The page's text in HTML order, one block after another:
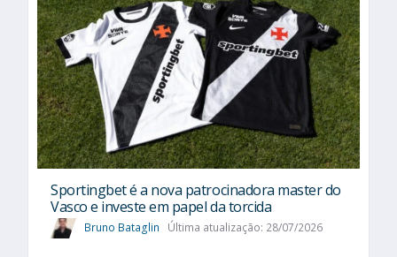
Sportingbet é a nova patrocinadora master do
Vasco e investe em papel da torcida
Bruno Bataglin Última atualização: 28/07/2026